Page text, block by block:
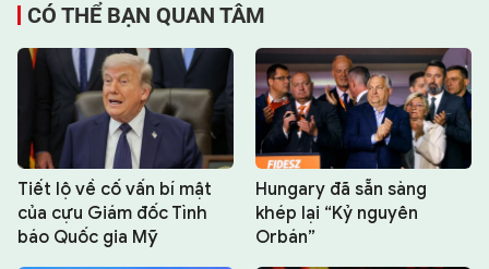
CÓ THỂ BẠN QUAN TÂM
Tiết lộ về cố vấn bí mật
của cựu Giám đốc Tình
báo Quốc gia Mỹ
Hungary đã sẵn sàng
khép lại “Kỷ nguyên
Orbán”